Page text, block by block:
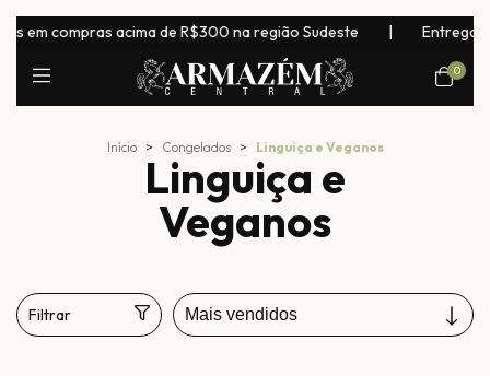
acima de R$300 na região Sudeste | Entrega para
0
Início > Congelados > Linguiça e Veganos
Linguiça e
Veganos
Filtrar